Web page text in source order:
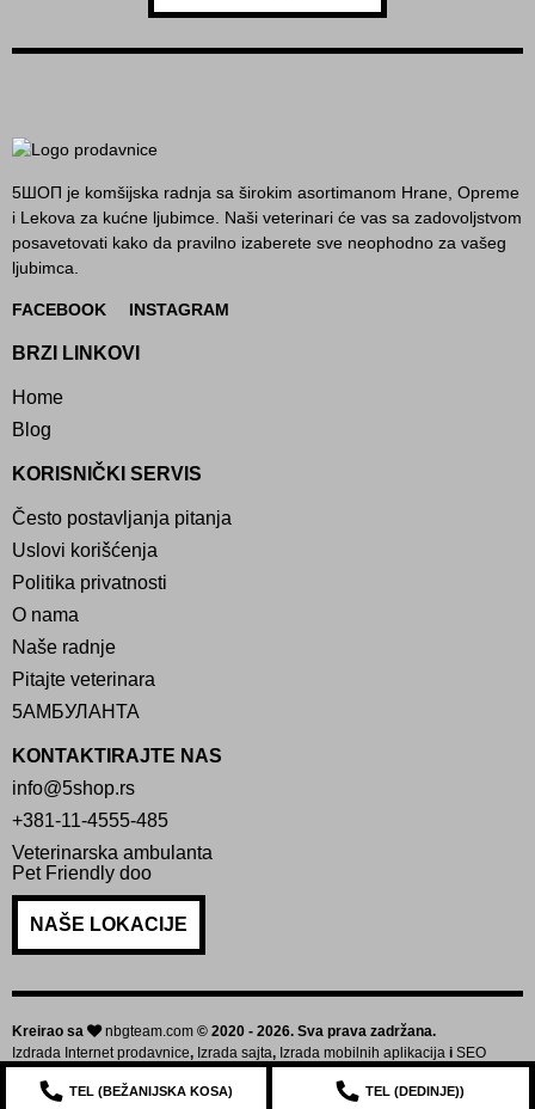
5ШОП je komšijska radnja sa širokim asortimanom Hrane, Opreme
i Lekova za kućne ljubimce. Naši veterinari će vas sa zadovoljstvom
posavetovati kako da pravilno izaberete sve neophodno za vašeg
ljubimca.
FACEBOOK INSTAGRAM
BRZI LINKOVI
Home
Blog
KORISNIČKI SERVIS
Često postavljanja pitanja
Uslovi korišćenja
Politika privatnosti
O nama
Naše radnje
Pitajte veterinara
5АМБУЛАНТА
KONTAKTIRAJTE NAS
info@5shop.rs
+381-11-4555-485
Veterinarska ambulanta
Pet Friendly doo
NAŠE LOKACIJE
Kreirao sa nbgteam.com © 2020 - 2026. Sva prava zadržana.
Izdrada Internet prodavnice, Izrada sajta, Izrada mobilnih aplikacija i SEO
TEL (BEŽANIJSKA KOSA) TEL (DEDINJE))